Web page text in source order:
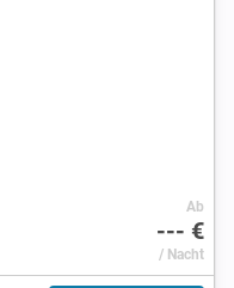
Ab
--- €
/ Nacht